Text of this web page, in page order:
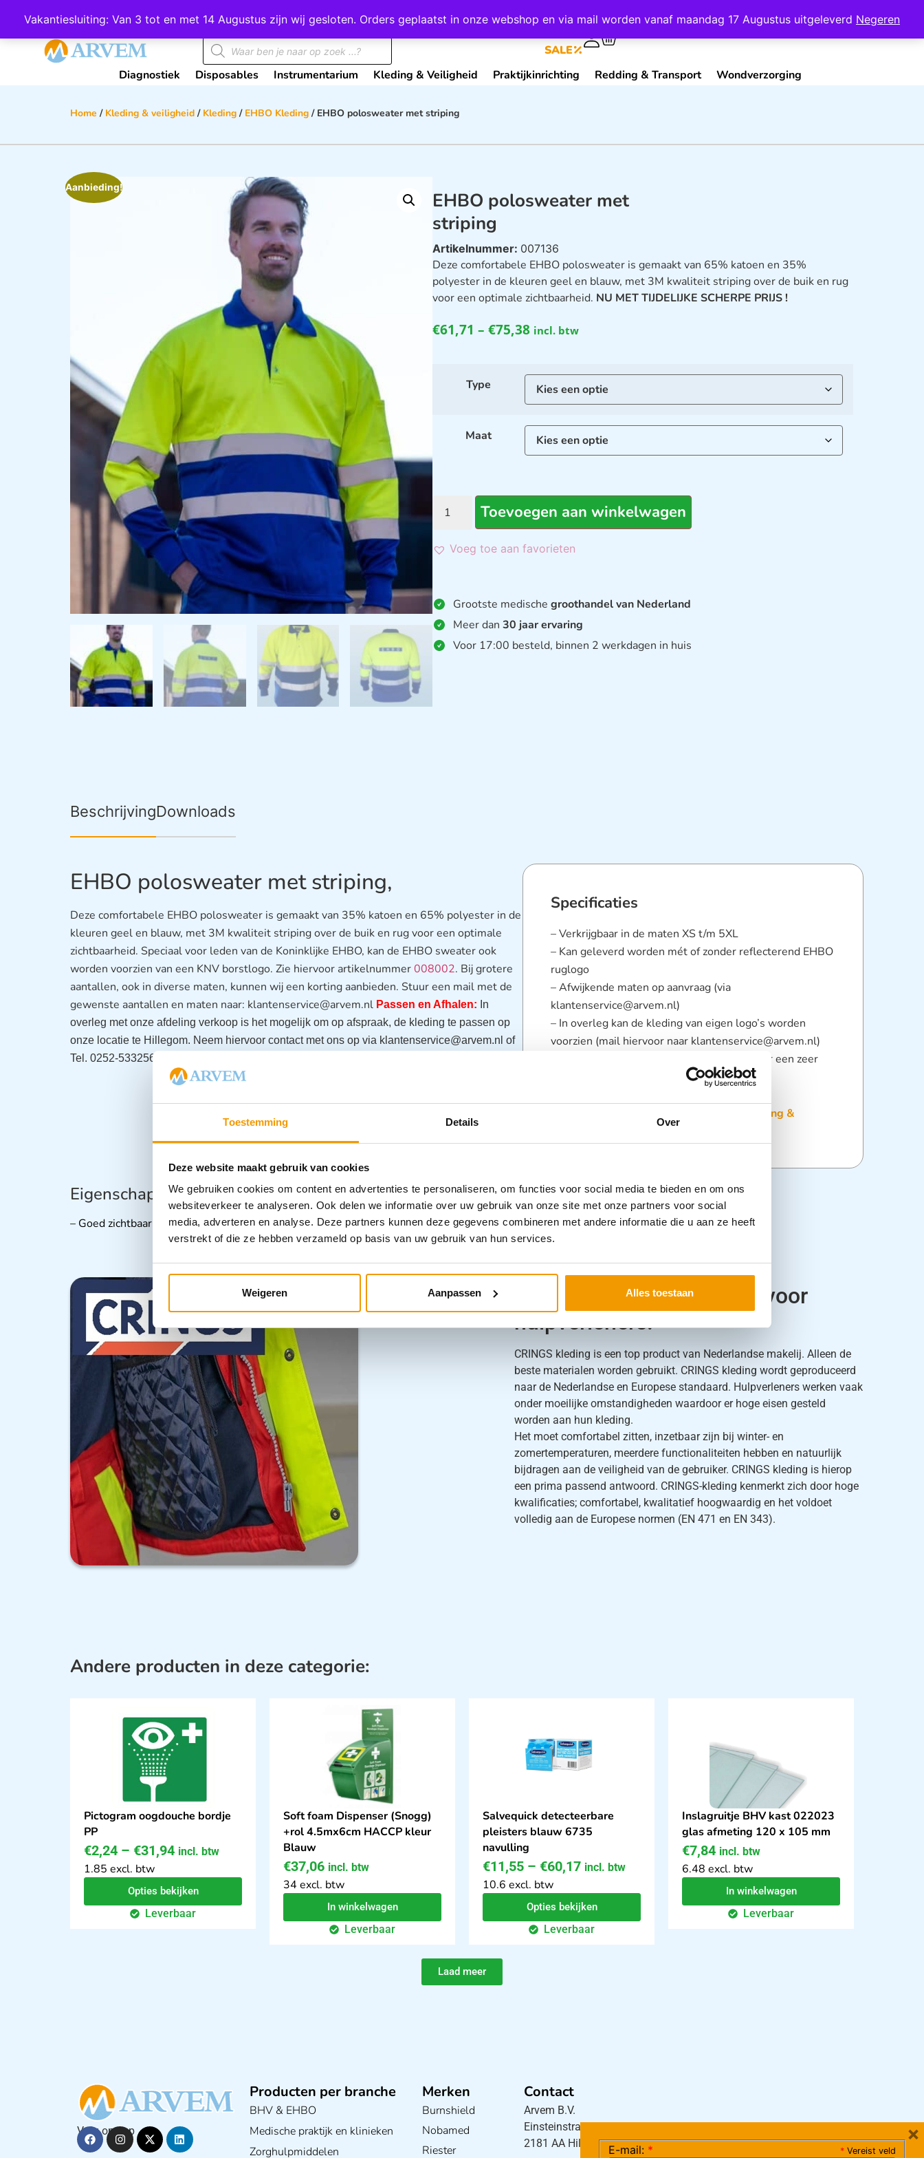
Toestemming Details Over
Deze website maakt gebruik van cookies
We gebruiken cookies om content en advertenties te personaliseren, om functies voor social media te bieden en om ons
websiteverkeer te analyseren. Ook delen we informatie over uw gebruik van onze site met onze partners voor social
media, adverteren en analyse. Deze partners kunnen deze gegevens combineren met andere informatie die u aan ze heeft
verstrekt of die ze hebben verzameld op basis van uw gebruik van hun services.
Weigeren Aanpassen Alles toestaan
Vakantiesluiting: Van 3 tot en met 14 Augustus zijn wij gesloten. Orders geplaatst in onze webshop en via mail worden vanaf maandag 17 Augustus uitgeleverd Negeren
Wij scoren een 4,8 op Google Mijn Account Contact
SALE
Diagnostiek Disposables Instrumentarium Kleding & Veiligheid Praktijkinrichting Redding & Transport Wondverzorging
Home / Kleding & veiligheid / Kleding / EHBO Kleding / EHBO polosweater met striping
Aanbieding!
EHBO polosweater met
striping
Artikelnummer: 007136
Deze comfortabele EHBO polosweater is gemaakt van 65% katoen en 35%
polyester in de kleuren geel en blauw, met 3M kwaliteit striping over de buik en rug
voor een optimale zichtbaarheid. NU MET TIJDELIJKE SCHERPE PRIJS !
€61,71 – €75,38 incl. btw
Type
Maat
Toevoegen aan winkelwagen
Voeg toe aan favorieten
Grootste medischegroothandel van Nederland
Meer dan30 jaar ervaring
Voor 17:00 besteld, binnen 2 werkdagen in huis
BeschrijvingDownloads
EHBO polosweater met striping,
Deze comfortabele EHBO polosweater is gemaakt van 35% katoen en 65% polyester in de
kleuren geel en blauw, met 3M kwaliteit striping over de buik en rug voor een optimale
zichtbaarheid. Speciaal voor leden van de Koninklijke EHBO, kan de EHBO sweater ook
worden voorzien van een KNV borstlogo. Zie hiervoor artikelnummer008002. Bij grotere
aantallen, ook in diverse maten, kunnen wij een korting aanbieden. Stuur een mail met de
gewenste aantallen en maten naar: klantenservice@arvem.nl Passen en Afhalen: In
overleg met onze afdeling verkoop is het mogelijk om op afspraak, de kleding te passen op
onze locatie te Hillegom. Neem hiervoor contact met ons op via klantenservice@arvem.nl of
Tel. 0252-533256.
Specificaties
– Verkrijgbaar in de maten XS t/m 5XL
– Kan geleverd worden mét of zonder reflecterend EHBO
ruglogo
– Afwijkende maten op aanvraag (via
klantenservice@arvem.nl)
– In overleg kan de kleding van eigen logo’s worden
voorzien (mail hiervoor naar klantenservice@arvem.nl)
– Onze EHBO-kleding onderscheidt zich door een zeer
Kleding &
Eigenschappen:
– Goed zichtbaar in allerlei (weers)omstandigheden
Crings veiligheidskleding voor
hulpverleners.
CRINGS kleding is een top product van Nederlandse makelij. Alleen de
beste materialen worden gebruikt. CRINGS kleding wordt geproduceerd
naar de Nederlandse en Europese standaard. Hulpverleners werken vaak
onder moeilijke omstandigheden waardoor er hoge eisen gesteld
worden aan hun kleding.
Het moet comfortabel zitten, inzetbaar zijn bij winter- en
zomertemperaturen, meerdere functionaliteiten hebben en natuurlijk
bijdragen aan de veiligheid van de gebruiker. CRINGS kleding is hierop
een prima passend antwoord. CRINGS-kleding kenmerkt zich door hoge
kwalificaties; comfortabel, kwalitatief hoogwaardig en het voldoet
volledig aan de Europese normen (EN 471 en EN 343).
Andere producten in deze categorie:
Pictogram oogdouche bordje
PP
€2,24 – €31,94 incl. btw
1.85 excl. btw
Opties bekijken
Leverbaar
Soft foam Dispenser (Snogg)
+rol 4.5mx6cm HACCP kleur
Blauw
€37,06 incl. btw
34 excl. btw
In winkelwagen
Leverbaar
Salvequick detecteerbare
pleisters blauw 6735
navulling
€11,55 – €60,17 incl. btw
10.6 excl. btw
Opties bekijken
Leverbaar
Inslagruitje BHV kast 022023
glas afmeting 120 x 105 mm
€7,84 incl. btw
6.48 excl. btw
In winkelwagen
Leverbaar
Laad meer
Volg ons op
Producten per branche
BHV & EHBO
Medische praktijk en klinieken
Zorghulpmiddelen
Merken
Burnshield
Nobamed
Riester
Contact
Arvem B.V.
Einsteinstraat 5
2181 AA Hillegom
* Vereist veld
E-mail: *
×